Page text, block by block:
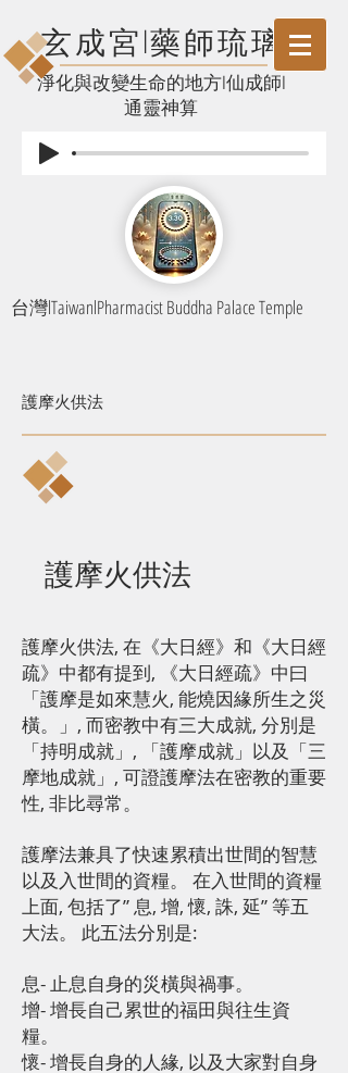
玄成宮l藥師琉璃
​淨化與改變生命的地方l仙成師l
通靈神算
台灣lTaiwanlPharmacist Buddha Palace Temple
護摩火供法
護摩火供法
護摩火供法, 在《大日經》和《大日經
疏》中都有提到, 《大日經疏》中曰
「護摩是如來慧火, 能燒因緣所生之災
橫。」, 而密教中有三大成就, 分別是
「持明成就」, 「護摩成就」以及「三
摩地成就」, 可證護摩法在密教的重要
性, 非比尋常。
護摩法兼具了快速累積出世間的智慧
以及入世間的資糧。 在入世間的資糧
上面, 包括了” 息, 增, 懷, 誅, 延” 等五
大法。 此五法分別是:
息- 止息自身的災橫與禍事。
增- 增長自己累世的福田與往生資
糧。
懷- 增長自身的人緣, 以及大家對自身